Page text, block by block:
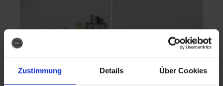
Zustimmung Details Über Cookies